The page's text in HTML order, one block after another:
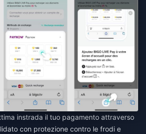
instrada il tuo pagamento attraverso
con protezione contro le frodi e